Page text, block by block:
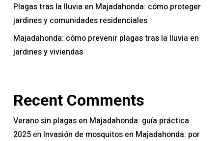
Plagas tras la lluvia en Majadahonda: cómo proteger
jardines y comunidades residenciales
Majadahonda: cómo prevenir plagas tras la lluvia en
jardines y viviendas
Recent Comments
Verano sin plagas en Majadahonda: guía práctica
2025en Invasión de mosquitos en Majadahonda: por